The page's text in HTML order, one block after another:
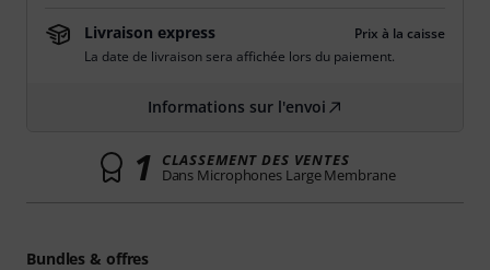
Livraison express
Prix à la caisse
La date de livraison sera affichée lors du paiement.
Informations sur l'envoi
1 CLASSEMENT DES VENTES
Dans Microphones Large Membrane
Bundles & offres